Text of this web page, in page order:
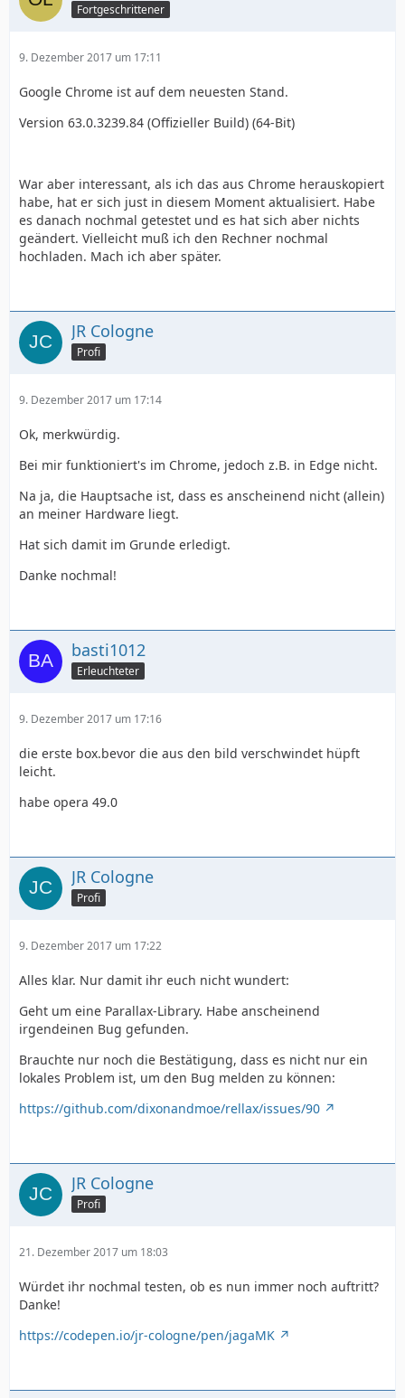
Fortgeschrittener
9. Dezember 2017 um 17:11
Google Chrome ist auf dem neuesten Stand.
Version 63.0.3239.84 (Offizieller Build) (64-Bit)
War aber interessant, als ich das aus Chrome herauskopiert
habe, hat er sich just in diesem Moment aktualisiert. Habe
es danach nochmal getestet und es hat sich aber nichts
geändert. Vielleicht muß ich den Rechner nochmal
hochladen. Mach ich aber später.
JR Cologne
Profi
9. Dezember 2017 um 17:14
Ok, merkwürdig.
Bei mir funktioniert's im Chrome, jedoch z.B. in Edge nicht.
Na ja, die Hauptsache ist, dass es anscheinend nicht (allein)
an meiner Hardware liegt.
Hat sich damit im Grunde erledigt.
Danke nochmal!
basti1012
Erleuchteter
9. Dezember 2017 um 17:16
die erste box.bevor die aus den bild verschwindet hüpft
leicht.
habe opera 49.0
JR Cologne
Profi
9. Dezember 2017 um 17:22
Alles klar. Nur damit ihr euch nicht wundert:
Geht um eine Parallax-Library. Habe anscheinend
irgendeinen Bug gefunden.
Brauchte nur noch die Bestätigung, dass es nicht nur ein
lokales Problem ist, um den Bug melden zu können:
https://github.com/dixonandmoe/rellax/issues/90
JR Cologne
Profi
21. Dezember 2017 um 18:03
Würdet ihr nochmal testen, ob es nun immer noch auftritt?
Danke!
https://codepen.io/jr-cologne/pen/jagaMK